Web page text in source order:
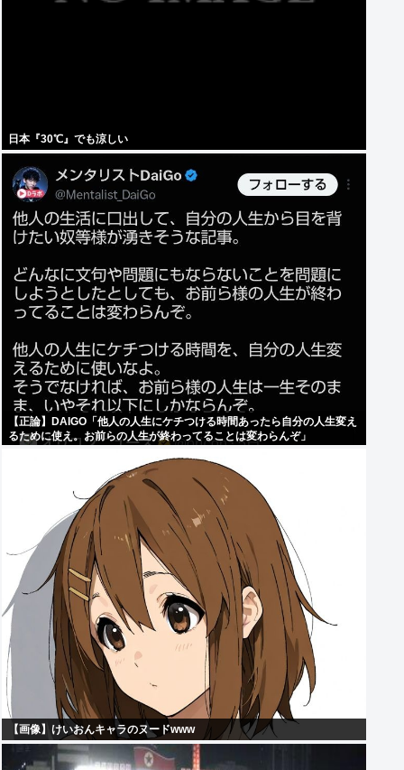
日本『30℃』でも涼しい
【正論】DAIGO「他人の人生にケチつける時間あったら自分の人生変え
るために使え。お前らの人生が終わってることは変わらんぞ」
【画像】けいおんキャラのヌードwww